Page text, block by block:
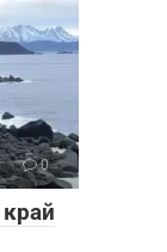
0